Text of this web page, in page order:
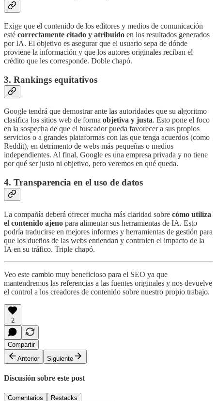
Exige que el contenido de los editores y medios de comunicación
esté correctamente citado y atribuido en los resultados generados
por IA. El objetivo es asegurar que el usuario sepa de dónde
proviene la información y que los autores originales reciban el
crédito que les corresponde. Doble chapó.
3. Rankings equitativos
Google tendrá que demostrar ante las autoridades que su algoritmo
clasifica los sitios web de forma objetiva y justa. Esto pone el foco
en la sospecha de que el buscador pueda favorecer a sus propios
servicios o a grandes plataformas con las que tenga acuerdos (como
Reddit), en detrimento de webs más pequeñas o medios
independientes. Al final, Google es una empresa privada y no tiene
por qué ser justo ni objetivo, pero veremos en qué queda.
4. Transparencia en el uso de datos
La compañía deberá ofrecer mucha más claridad sobre cómo utiliza
el contenido ajeno para alimentar sus herramientas de IA. Esto
podría traducirse en mejores informes y herramientas de gestión para
que los dueños de las webs entiendan y controlen el impacto de la
IA en su tráfico. Triple chapó.
Veo este cambio muy beneficioso para el SEO ya que
mantendremos las referencias a las fuentes originales y nos devuelve
el control a los creadores de contenido sobre nuestro propio trabajo.
2
Compartir
Anterior
Siguiente
Discusión sobre este post
Comentarios Restacks